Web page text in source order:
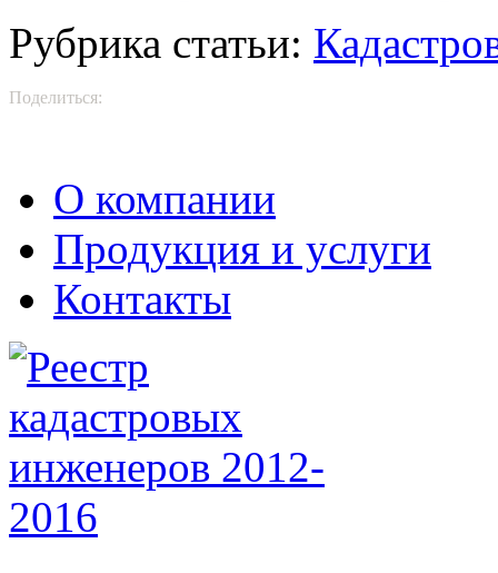
Рубрика статьи:
Поделиться:
О компании
Продукция и услуги
Контакты